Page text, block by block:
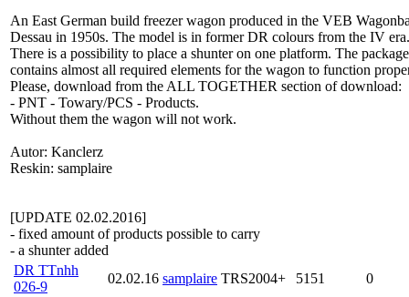
An East German build freezer wagon produced in the VEB
Dessau in 1950s. The model is in former DR colours from the IV era.
There is a possibility to place a shunter on one platform. The package
contains almost all required elements for the wagon to function
Please, download from the ALL TOGETHER section of download:
- PNT - Towary/PCS - Products.
Without them the wagon will not work.
Autor: Kanclerz
Reskin: samplaire
[UPDATE 02.02.2016]
- fixed amount of products possible to carry
- a shunter added
DR TTnhh
026-9
02.02.16 samplaire TRS2004+ 5151
0